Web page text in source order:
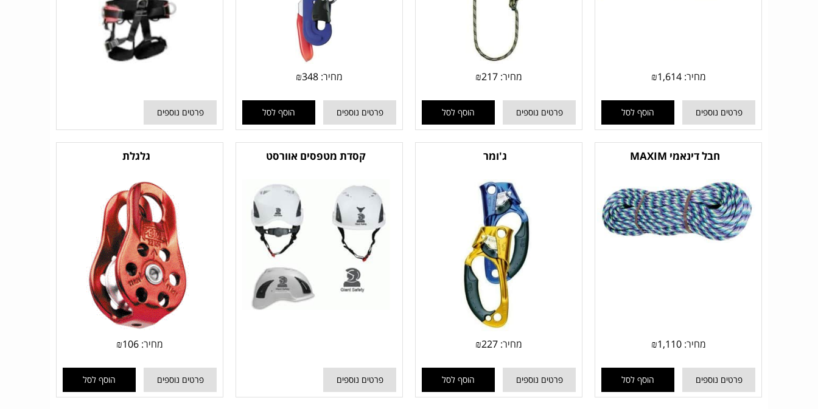
מחיר: ₪1,614
פרטים נוספים הוסף לסל
מחיר: ₪217
פרטים נוספים הוסף לסל
מחיר: ₪348
פרטים נוספים הוסף לסל פרטים נוספים
חבל דינאמי MAXIM
מחיר: ₪1,110
פרטים נוספים הוסף לסל
ג'ומר
מחיר: ₪227
פרטים נוספים הוסף לסל
קסדת מטפסים אוורסט
פרטים נוספים
גלגלת
מחיר: ₪106
פרטים נוספים הוסף לסל